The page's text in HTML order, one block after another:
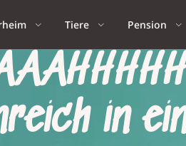
Tiere Pension
in